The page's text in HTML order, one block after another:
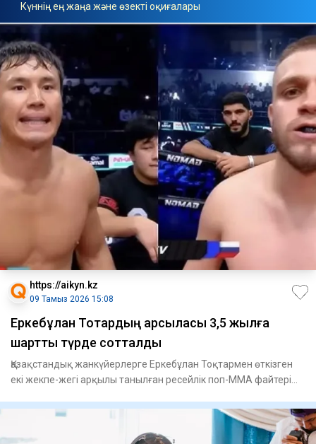
Күннің ең жаңа және өзекті оқиғалары
https://aikyn.kz
09 Тамыз 2026 15:08
Еркебұлан Тоқтардың қарсыласы 3,5 жылға
шартты түрде сотталды
Қазақстандық жанкүйерлерге Еркебұлан Тоқтармен өткізген
екі жекпе-жегі арқылы танылған ресейлік поп-ММА файтері